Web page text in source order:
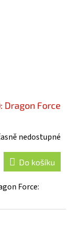
Dragon Force
nedostupné
Do košíku
Force: